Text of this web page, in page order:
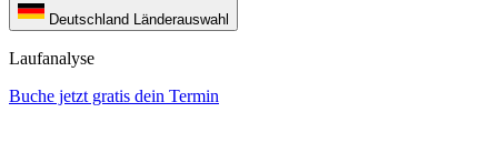
Deutschland Länderauswahl
Laufanalyse
Buche jetzt gratis dein Termin